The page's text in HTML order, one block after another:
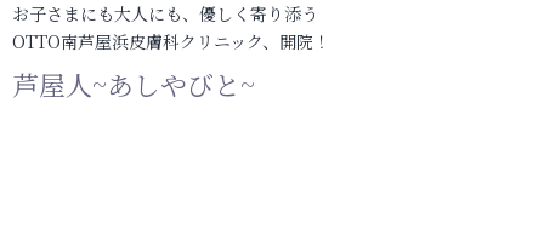
お子さまにも大人にも、優しく寄り添う
OTTO南芦屋浜皮膚科クリニック、開院！
芦屋人~あしやびと~